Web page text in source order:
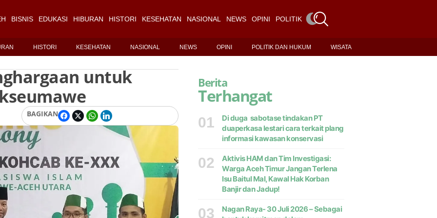
BISNIS EDUKASI HIBURAN HISTORI KESEHATAN NASIONAL NEWS OPINI POLITIK DAN HUKUM
HISTORI KESEHATAN NASIONAL NEWS OPINI POLITIK DAN HUKUM WISATA
untuk
BAGIKAN
Berita
Terhangat
01
Di duga sabotase tindakan PT
duaperkasa lestari cara terkait plang
informasi kawasan konservasi
02
Aktivis HAM dan Tim Investigasi:
Warga Aceh Timur Jangan Terlena
Isu Baitul Mal, Kawal Hak Korban
Banjir dan Jadup!
03
Nagan Raya- 30 Juli 2026 – Sebagai